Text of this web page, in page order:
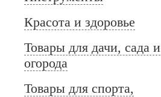
Красота и здоровье
Товары для дачи, сада и
огорода
Товары для спорта,